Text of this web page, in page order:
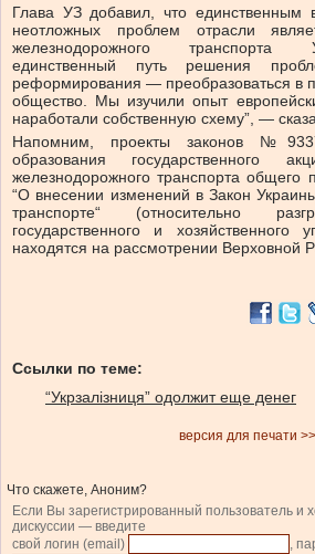
Глава УЗ добавил, что
неотложных проблем отрасли
железнодорожного транспорта
единственный путь решения
реформирования — преобразоваться в
общество. Мы изучили опыт
наработали собственную схему”, —
Напомним, проекты законов
образования государственного
железнодорожного транспорта общего
“О внесении изменений в Закон
транспорте“ (относительно
государственного и хозяйственного
находятся на рассмотрении Верховной
Ссылки по теме:
“Укрзалізниця” одолжит еще денег
версия для печати >>
Что скажете, Аноним?
Если Вы зарегистрированный пользователь и
дискуссии — введите
свой логин (email)
,